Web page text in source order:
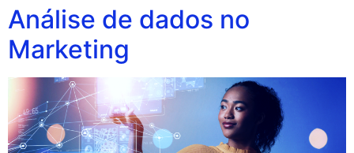
Análise de dados no
Marketing